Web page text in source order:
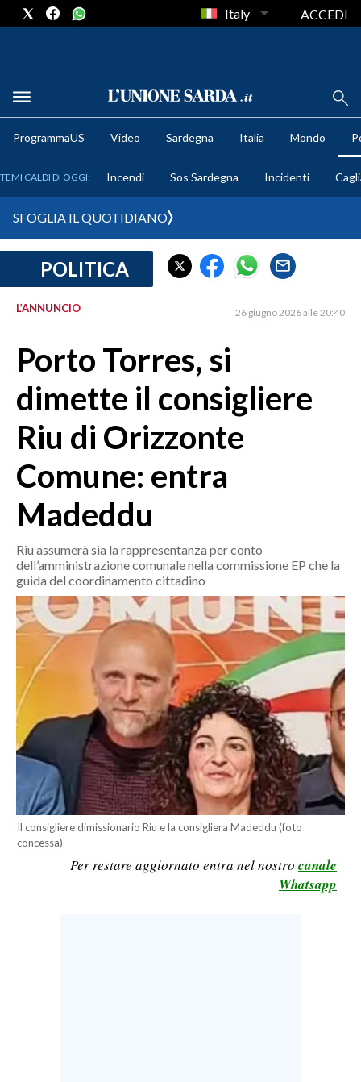
METEO
CRONACA SARDEGNA
MEDIO CAMPIDANO
ORISTANO E PROVINCIA
GALLURA
NUORO E PROVINCIA
OGLIASTRA
AGENDA
CRONACA
ITALIA
MONDO
POLITICA
ECONOMIA
SERVIZI ALLE IMPRESE
LAVORO
BANDI
SPORT IN SARDEGNA
SPORT
RISULTATI E CLASSIFICHE
Italy ACCEDI
ProgrammaUS Video Sardegna Italia Mondo
TEMI CALDI DI OGGI: Incendi Sos Sardegna Incidenti
SFOGLIA IL QUOTIDIANO
POLITICA
L’ANNUNCIO 26 giugno 2026 alle 20:40
Porto Torres, si
dimette il consigliere
Riu di Orizzonte
Comune: entra
Madeddu
Riu assumerà sia la rappresentanza per conto
dell’amministrazione comunale nella commissione EP che la
guida del coordinamento cittadino
Il consigliere dimissionario Riu e la consigliera Madeddu (foto
concessa)
Per restare aggiornato entra nel nostro canale
Whatsapp